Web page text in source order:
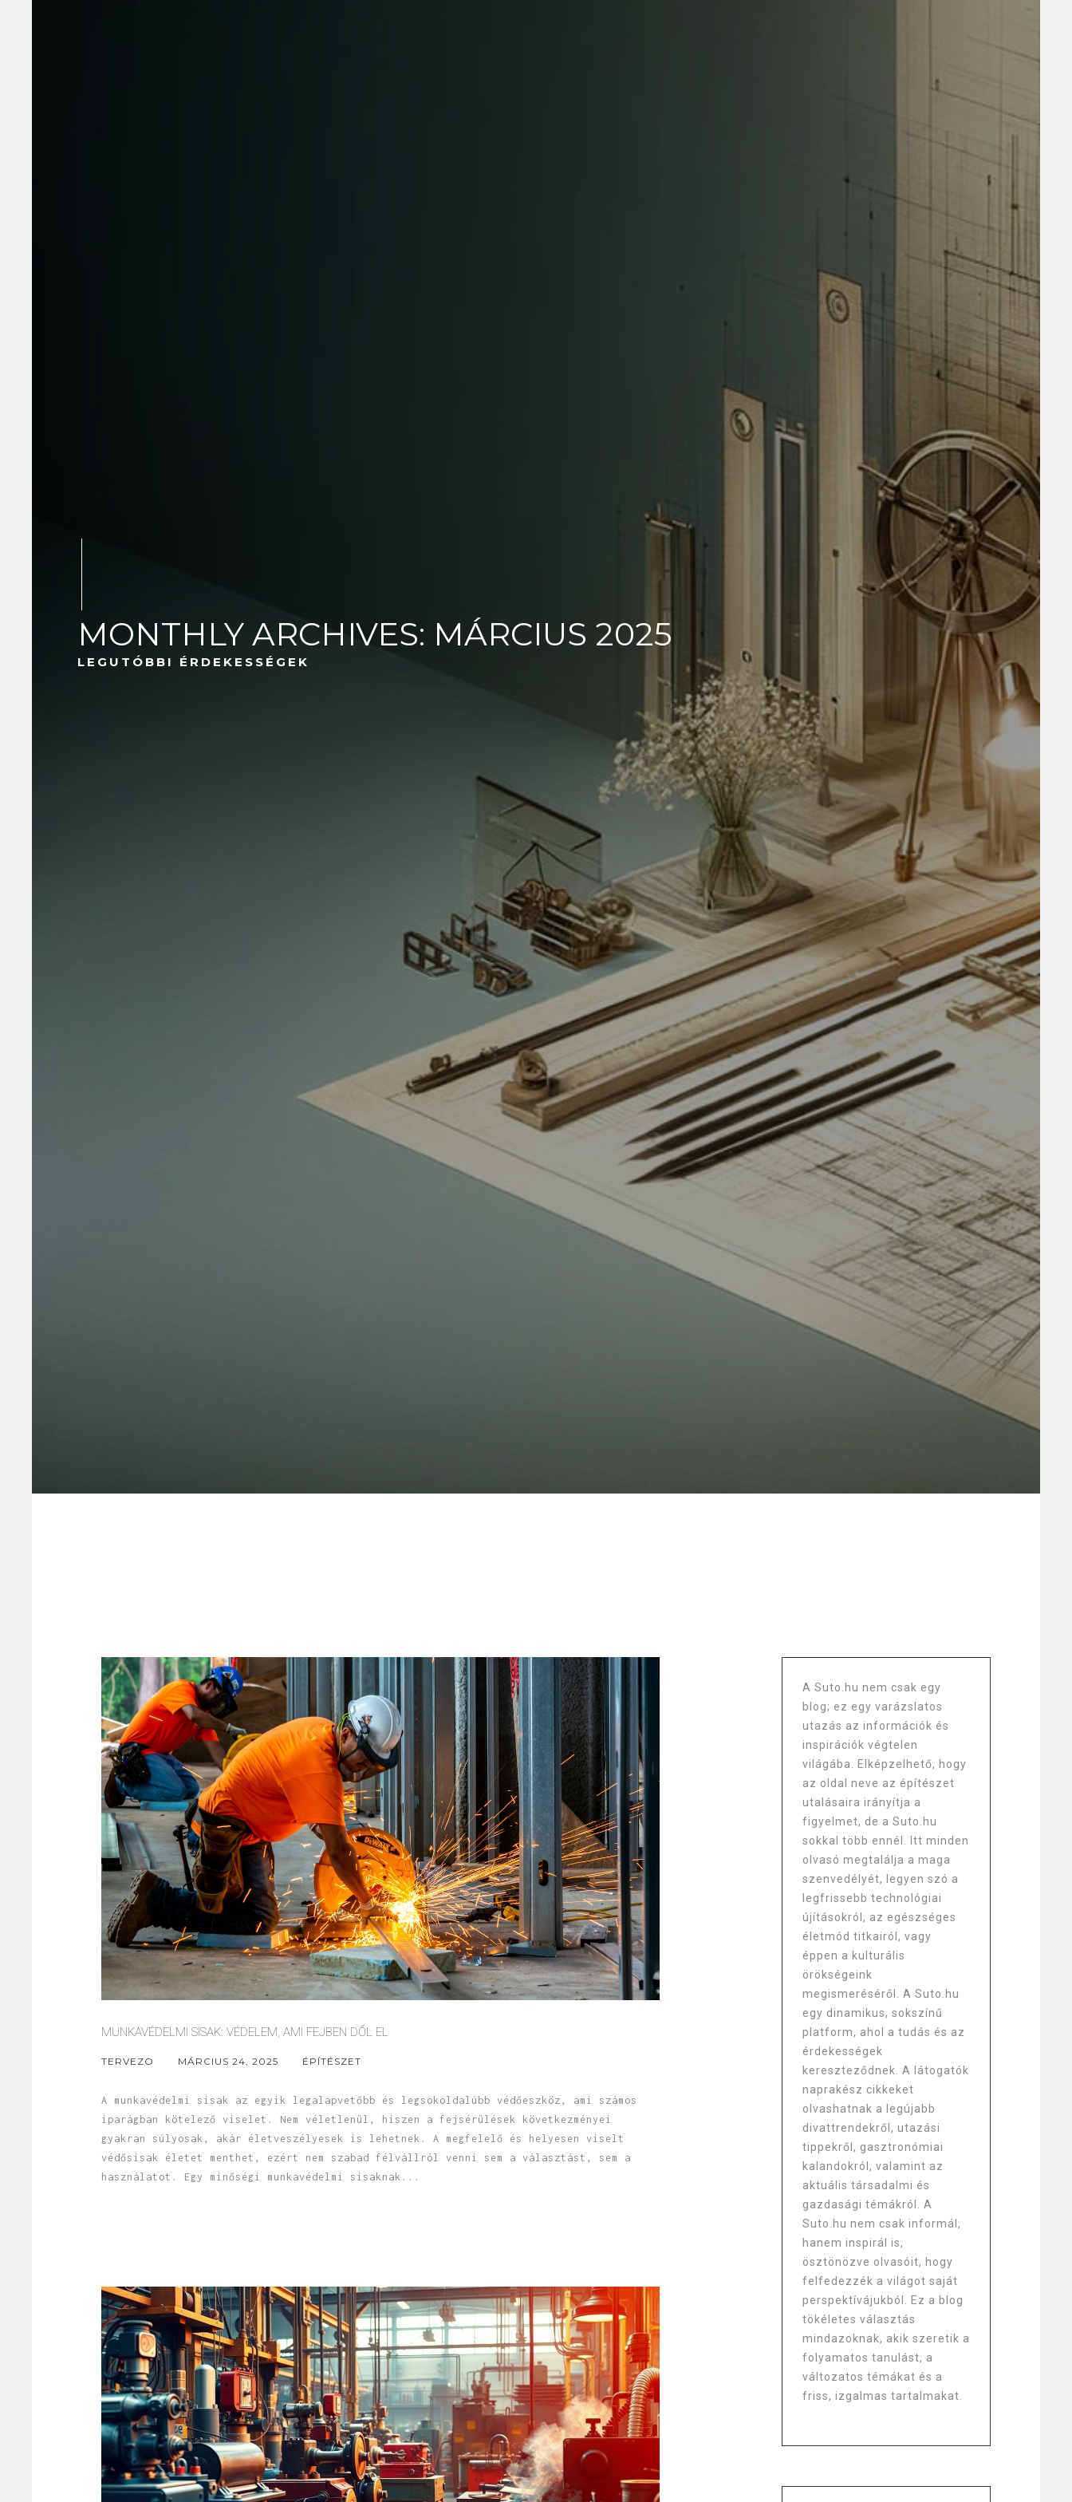
MONTHLY ARCHIVES: MÁRCIUS 2025
LEGUTÓBBI ÉRDEKESSÉGEK
MUNKAVÉDELMI SISAK: VÉDELEM, AMI FEJBEN DŐL EL
TERVEZO MÁRCIUS 24, 2025 ÉPÍTÉSZET
A munkavédelmi sisak az egyik legalapvetőbb és legsokoldalúbb védőeszköz, ami számos
iparágban kötelező viselet. Nem véletlenül, hiszen a fejsérülések következményei
gyakran súlyosak, akár életveszélyesek is lehetnek. A megfelelő és helyesen viselt
védősisak életet menthet, ezért nem szabad félvállról venni sem a választást, sem a
használatot. Egy minőségi munkavédelmi sisaknak...
A Suto.hu nem csak egy
blog; ez egy varázslatos
utazás az információk és
inspirációk végtelen
világába. Elképzelhető, hogy
az oldal neve az építészet
utalásaira irányítja a
figyelmet, de a Suto.hu
sokkal több ennél. Itt minden
olvasó megtalálja a maga
szenvedélyét, legyen szó a
legfrissebb technológiai
újításokról, az egészséges
életmód titkairól, vagy
éppen a kulturális
örökségeink
megismeréséről. A Suto.hu
egy dinamikus, sokszínű
platform, ahol a tudás és az
érdekességek
kereszteződnek. A látogatók
naprakész cikkeket
olvashatnak a legújabb
divattrendekről, utazási
tippekről, gasztronómiai
kalandokról, valamint az
aktuális társadalmi és
gazdasági témákról. A
Suto.hu nem csak informál,
hanem inspirál is,
ösztönözve olvasóit, hogy
felfedezzék a világot saját
perspektívájukból. Ez a blog
tökéletes választás
mindazoknak, akik szeretik a
folyamatos tanulást, a
változatos témákat és a
friss, izgalmas tartalmakat.